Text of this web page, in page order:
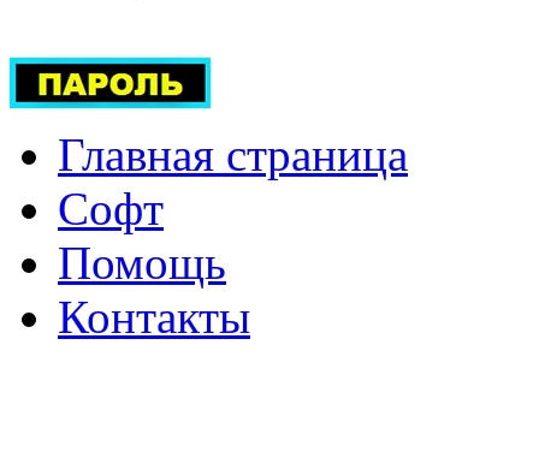
Главная страница
Софт
Помощь
Контакты